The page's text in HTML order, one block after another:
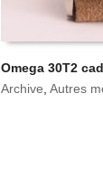
Omega 30T2
Archive, Autres